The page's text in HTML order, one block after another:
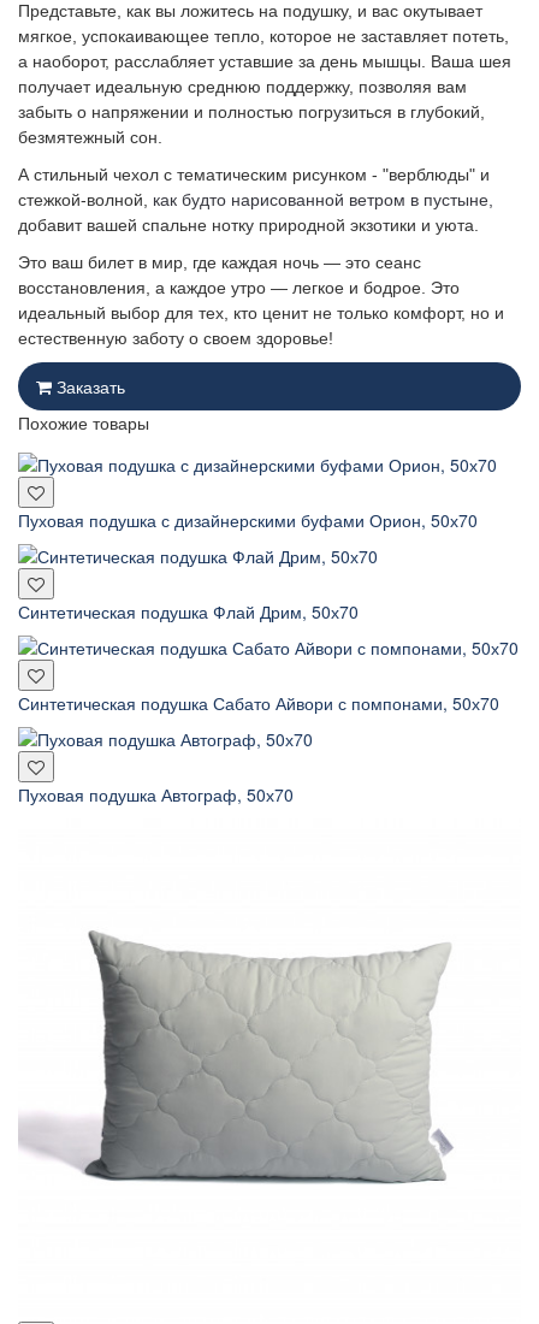
Представьте, как вы ложитесь на подушку, и вас окутывает
мягкое, успокаивающее тепло, которое не заставляет потеть,
а наоборот, расслабляет уставшие за день мышцы. Ваша шея
получает идеальную среднюю поддержку, позволяя вам
забыть о напряжении и полностью погрузиться в глубокий,
безмятежный сон.
А стильный чехол с тематическим рисунком - "верблюды" и
стежкой-волной, как будто нарисованной ветром в пустыне,
добавит вашей спальне нотку природной экзотики и уюта.
Это ваш билет в мир, где каждая ночь — это сеанс
восстановления, а каждое утро — легкое и бодрое. Это
идеальный выбор для тех, кто ценит не только комфорт, но и
естественную заботу о своем здоровье!
Заказать
Похожие товары
Пуховая подушка с дизайнерскими буфами Орион, 50х70
Синтетическая подушка Флай Дрим, 50х70
Синтетическая подушка Сабато Айвори с помпонами, 50х70
Пуховая подушка Автограф, 50х70